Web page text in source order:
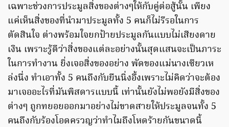
เฉพาะช่วงการประมูลสิ่งของต่างๆให้กับคู่ต่อสู้นั้น เพียง
แค่เห็นสิ่งของที่นำมาประมูลทั้ง 5 คนก็ไม่รีรอในการ
ตัดสินใจ ต่างพร้อมใจยกป้ายประมูลกันแบบไม่เสียงดาย
เงิน เพราะรู้ดีว่าสิ่งของแต่ละอย่างนั้นสุดแสนจะเป็นภาระ
ในการทำงาน ยิ่งเจอสิ่งของอย่าง พัดของแม่นางเซียวเห
ล่งนึ่ง ทำเอาทั้ง 5 คนถึงกับยืนนิ่งอึ้งเพราะไม่คิดว่าจะต้อง
มาเจออะไรที่มันพิสดารแบบนี้ เท่านั้นยังไม่พอยังมีสิ่งของ
ต่างๆ ถูกทยอยออกมาอย่างไม่ขาดสายให้ประมูลจนทั้ง 5
คนถึงกับร้องโอดครวญว่าทำไมถึงโหดร้ายกันขนาดนี้